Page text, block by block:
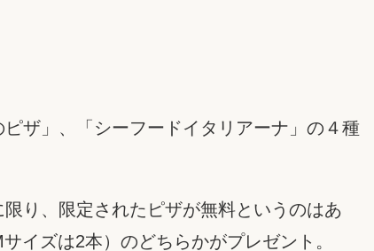
ザ」、「シーフードイタリアーナ」の４種
り、限定されたピザが無料というのはあ
イズは2本）のどちらかがプレゼント。